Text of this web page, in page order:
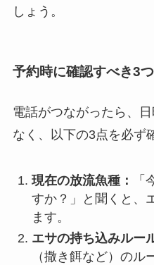
しょう。
予約時に確認すべき3
電話がつながったら、
なく、以下の3点を必ず
現在の放流魚種：
すか？」と聞くと、
ます。
エサの持ち込みルー
（撒き餌など）の